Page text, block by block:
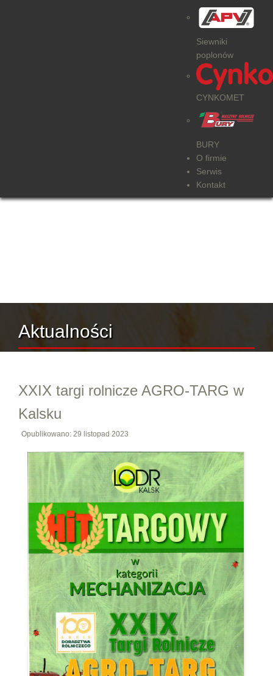
Siewniki
poplonów
CYNKOMET
BURY
O firmie
Serwis
Kontakt
Aktualności
XXIX targi rolnicze AGRO-TARG w
Kalsku
Opublikowano: 29 listopad 2023